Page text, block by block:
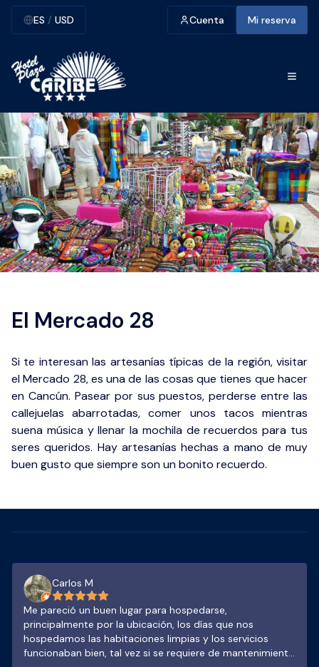
ES / USD Cuenta Mi reserva
El Mercado 28
Si te interesan las artesanías típicas de la región, visitar
el Mercado 28, es una de las cosas que tienes que hacer
en Cancún. Pasear por sus puestos, perderse entre las
callejuelas abarrotadas, comer unos tacos mientras
suena música y llenar la mochila de recuerdos para tus
seres queridos. Hay artesanías hechas a mano de muy
buen gusto que siempre son un bonito recuerdo.
Carlos M
Me pareció un buen lugar para hospedarse,
principalmente por la ubicación, los días que nos
hospedamos las habitaciones limpias y los servicios
funcionaban bien, tal vez si se requiere de mantenimiento